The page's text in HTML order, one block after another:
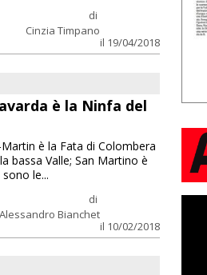
di
Cinzia Timpano
il 19/04/2018
è la Ninfa del
di
Alessandro Bianchet
il 10/02/2018
è la Fata di Colombera
bassa Valle; San Martino è
le...